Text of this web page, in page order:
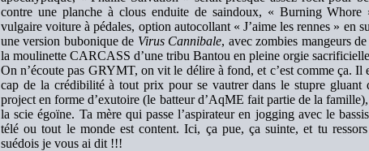
contre une planche à clous enduite de saindoux, « Burning
vulgaire voiture à pédales, option autocollant « J’aime les rennes » en
une version bubonique de Virus Cannibale, avec zombies mangeurs
la moulinette CARCASS d’une tribu Bantou en pleine orgie
On n’écoute pas GRYMT, on vit le délire à fond, et c’est comme ça. Il
cap de la crédibilité à tout prix pour se vautrer dans le stupre gluant
project en forme d’exutoire (le batteur d’AqME fait partie de la
la scie égoïne. Ta mère qui passe l’aspirateur en jogging avec le
télé ou tout le monde est content. Ici, ça pue, ça suinte, et tu
suédois je vous ai dit !!!